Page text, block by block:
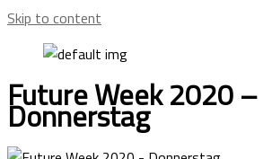
Skip to content
Future Week 2020 –
Donnerstag